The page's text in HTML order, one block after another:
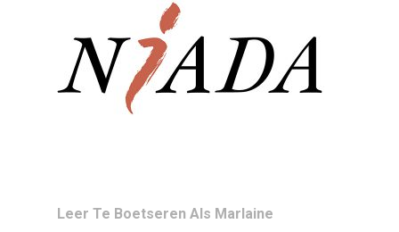
Leer Te Boetseren Als Marlaine